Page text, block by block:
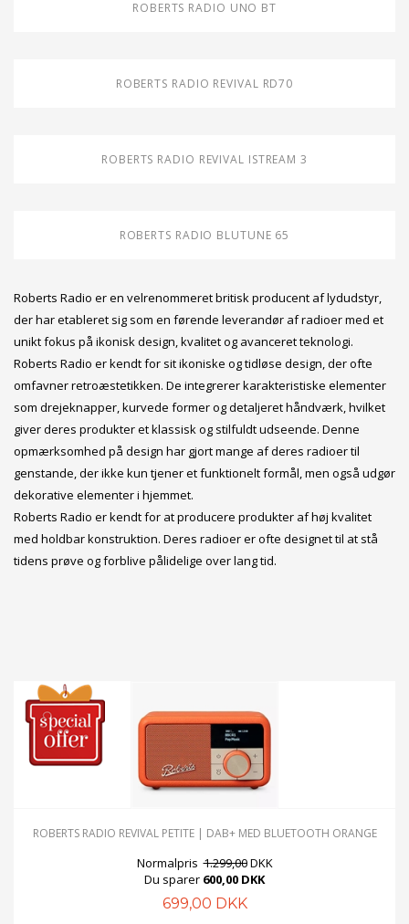
ROBERTS RADIO UNO BT
ROBERTS RADIO REVIVAL RD70
ROBERTS RADIO REVIVAL ISTREAM 3
ROBERTS RADIO BLUTUNE 65
Roberts Radio er en velrenommeret britisk producent af lydudstyr,
der har etableret sig som en førende leverandør af radioer med et
unikt fokus på ikonisk design, kvalitet og avanceret teknologi.
Roberts Radio er kendt for sit ikoniske og tidløse design, der ofte
omfavner retroæstetikken. De integrerer karakteristiske elementer
som drejeknapper, kurvede former og detaljeret håndværk, hvilket
giver deres produkter et klassisk og stilfuldt udseende. Denne
opmærksomhed på design har gjort mange af deres radioer til
genstande, der ikke kun tjener et funktionelt formål, men også udgør
dekorative elementer i hjemmet.
Roberts Radio er kendt for at producere produkter af høj kvalitet
med holdbar konstruktion. Deres radioer er ofte designet til at stå
tidens prøve og forblive pålidelige over lang tid.
ROBERTS RADIO REVIVAL PETITE | DAB+ MED BLUETOOTH ORANGE
Normalpris 1.299,00DKK
Du sparer 600,00 DKK
699,00 DKK